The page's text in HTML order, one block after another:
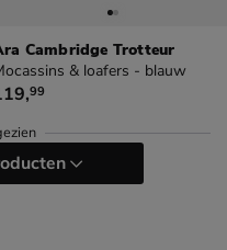
Cambridge Trotteur
& loafers - blauw
119,99
,99